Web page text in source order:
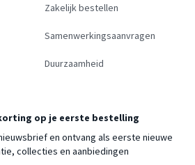
Zakelijk bestellen
Samenwerkingsaanvragen
Duurzaamheid
op je eerste bestelling
en ontvang als eerste nieuwe
collecties en aanbiedingen